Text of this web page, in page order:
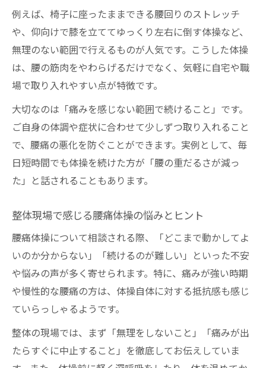
例えば、椅子に座ったままできる腰回りのストレッチ
や、仰向けで膝を立ててゆっくり左右に倒す体操など、
無理のない範囲で行えるものが人気です。こうした体操
は、腰の筋肉をやわらげるだけでなく、気軽に自宅や職
場で取り入れやすい点が特徴です。
大切なのは「痛みを感じない範囲で続けること」です。
ご自身の体調や症状に合わせて少しずつ取り入れること
で、腰痛の悪化を防ぐことができます。実例として、毎
日短時間でも体操を続けた方が「腰の重だるさが減っ
た」と話されることもあります。
整体現場で感じる腰痛体操の悩みとヒント
腰痛体操について相談される際、「どこまで動かしてよ
いのか分からない」「続けるのが難しい」といった不安
や悩みの声が多く寄せられます。特に、痛みが強い時期
や慢性的な腰痛の方は、体操自体に対する抵抗感も感じ
ていらっしゃるようです。
整体の現場では、まず「無理をしないこと」「痛みが出
たらすぐに中止すること」を徹底してお伝えしていま